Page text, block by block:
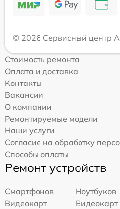
© 2026 Сервисный центр
Стоимость ремонта
Оплата и доставка
Контакты
Вакансии
О компании
Ремонтируемые модели
Наши услуги
Согласие на обработку
Способы оплаты
Ремонт устройств
Смартфонов
Ноутбуков
Видеокарт
Видеокарт